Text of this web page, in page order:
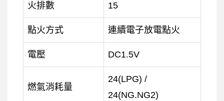
火排數 15
點火方式 連續電子放電點火
電壓 DC1.5V
燃氣消耗量
24(LPG) /
24(NG.NG2)